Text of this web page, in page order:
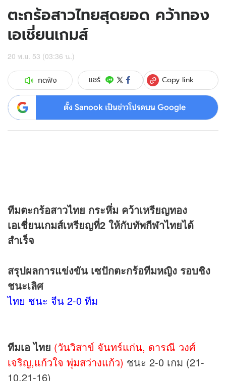
ตะกร้อสาวไทยสุดยอด คว้าทอง
เอเชี่ยนเกมส์
20 พ.ย. 53 (03:36 น.)
กดฟัง แชร์ Copy link
ตั้ง Sanook เป็นข่าวโปรดบน Google
ทีมตะกร้อสาวไทย กระหึ่ม คว้าเหรียญทอง
เอเชี่ยนเกมส์เหรียญที่2 ให้กับทัพกีฬาไทยได้
สำเร็จ
สรุปผลการแข่งขัน เซปักตะกร้อทีมหญิง รอบชิง
ชนะเลิศ
ไทย ชนะ จีน 2-0 ทีม
ทีมเอ ไทย (วันวิสาข์ จันทร์แก่น, ดารณี วงศ์
เจริญ,แก้วใจ พุ่มสว่างแก้ว) ชนะ 2-0 เกม (21-
10,21-16)